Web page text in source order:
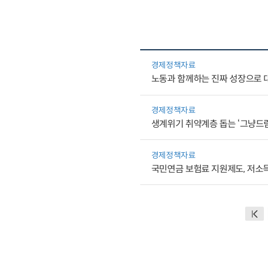
경제정책자료
노동과 함께하는 진짜 성장으로
경제정책자료
생계위기 취약계층 돕는 ‘그냥
경제정책자료
국민연금 보험료 지원제도, 저소